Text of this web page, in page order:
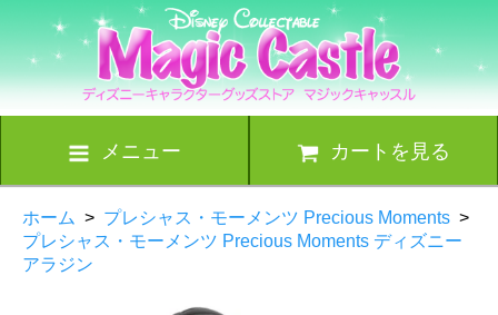
メニュー カートを見る
ホーム > プレシャス・モーメンツ Precious Moments >
プレシャス・モーメンツ Precious Moments ディズニー
アラジン